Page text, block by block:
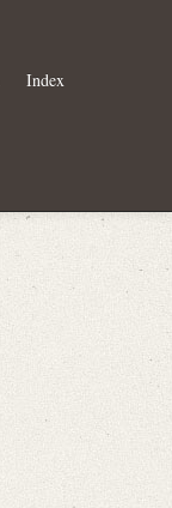
Index